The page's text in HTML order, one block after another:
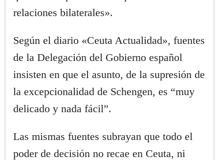
relaciones bilaterales».
Según el diario «Ceuta Actualidad», fuentes
de la Delegación del Gobierno español
insisten en que el asunto, de la supresión de
la excepcionalidad de Schengen, es “muy
delicado y nada fácil”.
Las mismas fuentes subrayan que todo el
poder de decisión no recae en Ceuta, ni